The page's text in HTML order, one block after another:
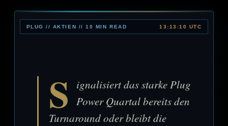
PLUG // AKTIEN // 10 MIN READ 13:13:10 UTC
S
ignalisiert das starke Plug
Power Quartal bereits den
Turnaround oder bleibt die